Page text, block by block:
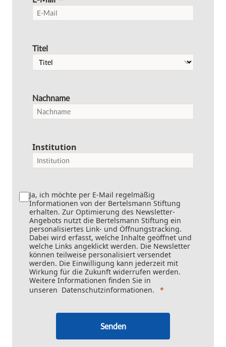
Titel
Nachname
Institution
Ja, ich möchte per E-Mail regelmäßig
Informationen von der Bertelsmann Stiftung
erhalten. Zur Optimierung des Newsletter-
Angebots nutzt die Bertelsmann Stiftung ein
personalisiertes Link- und Öffnungstracking.
Dabei wird erfasst, welche Inhalte geöffnet und
welche Links angeklickt werden. Die Newsletter
können teilweise personalisiert versendet
werden. Die Einwilligung kann jederzeit mit
Wirkung für die Zukunft widerrufen werden.
Weitere Informationen finden Sie in
unseren Datenschutzinformationen.
Senden